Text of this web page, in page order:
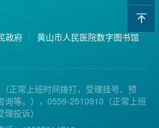
政府
黄山市人民医院数字图书馆
正常上班时间拨打，受理挂号、预
询等。），0559-2510910（正常上班
投诉）